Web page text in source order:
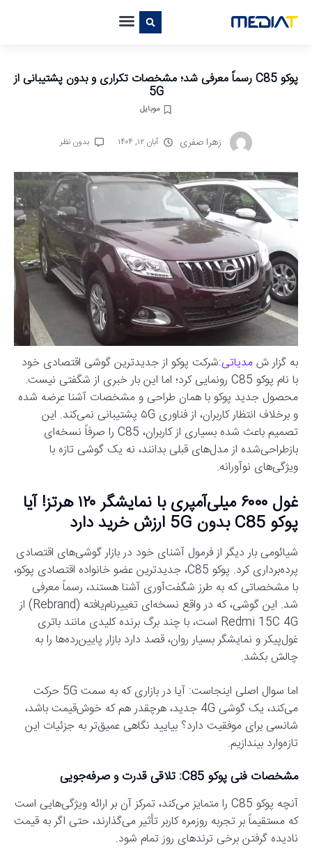
پوکو C85 رسماً معرفی شد؛ مشخصات تکراری و بدون پشتیبانی از
5G
موبایل
زهرا صفری آبان ۱۲, ۱۴۰۴ بدون نظر
به گزار شمدیاتی:شرکت پوکو از جدیدترین گوشی اقتصادی خود
با نام پوکو C85 رونمایی کرد؛ اما این بار خبری از شگفتی نیست.
محصول جدید پوکو با همان طراحی و مشخصات آشنا عرضه شده
و برخلاف انتظار کاربران، از فناوری ۵G پشتیبانی نمی‌کند. این
تصمیم باعث شده بسیاری از کاربران، C85 را صرفاً نسخه‌ای
بازطراحی‌شده از مدل‌های قبلی بدانند، نه یک گوشی تازه با
ویژگی‌های نوآورانه.
غول ۶۰۰۰ میلی‌آمپری با نمایشگر ۱۲۰ هرتز! آیا
پوکو C85 بدون 5G ارزش خرید دارد
شیائومی بار دیگر از فرمول آشنای خود در بازار گوشی‌های اقتصادی
پرده‌برداری کرد. پوکو C85، جدیدترین عضو خانواده اقتصادی پوکو،
با مشخصاتی که به طرز شگفت‌آوری آشنا هستند، رسماً معرفی
شد. این گوشی، که در واقع نسخه‌ای تغییرنام‌یافته (Rebrand) از
Redmi 15C 4G است، با چند برگ برنده کلیدی مانند باتری
غول‌پیکر و نمایشگر بسیار روان، قصد دارد بازار پایین‌رده‌ها را به
چالش بکشد.
اما سوال اصلی اینجاست: آیا در بازاری که به سمت 5G حرکت
می‌کند، یک گوشی 4G جدید، هرچقدر هم که خوش‌قیمت باشد،
شانسی برای موفقیت دارد؟ بیایید نگاهی عمیق‌تر به جزئیات این
تازه‌وارد بیندازیم.
مشخصات فنی پوکو C85: تلاقی قدرت و صرفه‌جویی
آنچه پوکو C85 را متمایز می‌کند، تمرکز آن بر ارائه ویژگی‌هایی است
که مستقیماً بر تجربه روزمره کاربر تأثیر می‌گذارند، حتی اگر به قیمت
نادیده گرفتن برخی ترندهای روز تمام شود.